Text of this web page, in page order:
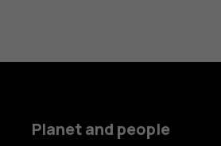
Planet and people